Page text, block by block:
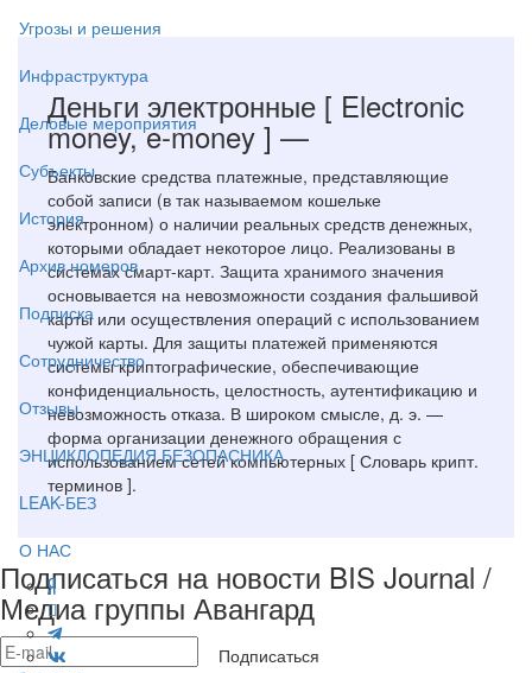
Угрозы и решения
Инфраструктура
Деловые мероприятия
Субъекты
История
Архив номеров
Подписка
Сотрудничество
Отзывы
ЭНЦИКЛОПЕДИЯ БЕЗОПАСНИКА
LEAK-БЕЗ
О НАС
Деньги электронные [ Electronic
money, e-money ] —
Банковские средства платежные, представляющие
собой записи (в так называемом кошельке
электронном) о наличии реальных средств денежных,
которыми обладает некоторое лицо. Реализованы в
системах смарт-карт. Защита хранимого значения
основывается на невозможности создания фальшивой
карты или осуществления операций с использованием
чужой карты. Для защиты платежей применяются
системы криптографические, обеспечивающие
конфиденциальность, целостность, аутентификацию и
невозможность отказа. В широком смысле, д. э. —
форма организации денежного обращения с
использованием сетей компьютерных [ Словарь крипт.
терминов ].
Подписаться на новости BIS Journal /
Медиа группы Авангард
Подписаться